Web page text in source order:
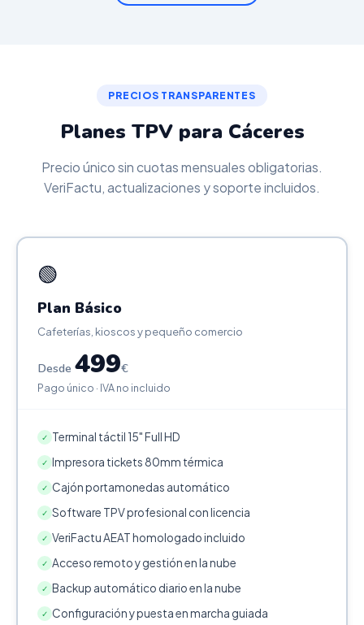
PRECIOS TRANSPARENTES
Planes TPV para Cáceres
Precio único sin cuotas mensuales obligatorias.
VeriFactu, actualizaciones y soporte incluidos.
🟢
Plan Básico
Cafeterías, kioscos y pequeño comercio
Desde 499€
Pago único · IVA no incluido
✓ Terminal táctil 15" Full HD
✓ Impresora tickets 80mm térmica
✓ Cajón portamonedas automático
✓ Software TPV profesional con licencia
✓ VeriFactu AEAT homologado incluido
✓ Acceso remoto y gestión en la nube
✓ Backup automático diario en la nube
✓ Configuración y puesta en marcha guiada